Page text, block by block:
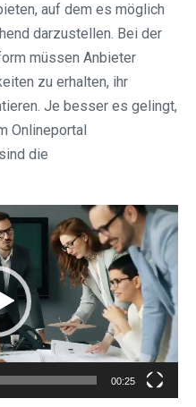
auf dem es möglich
darzustellen. Bei der
müssen Anbieter
zu erhalten, ihr
Je besser es gelingt,
Onlineportal
die
00:25